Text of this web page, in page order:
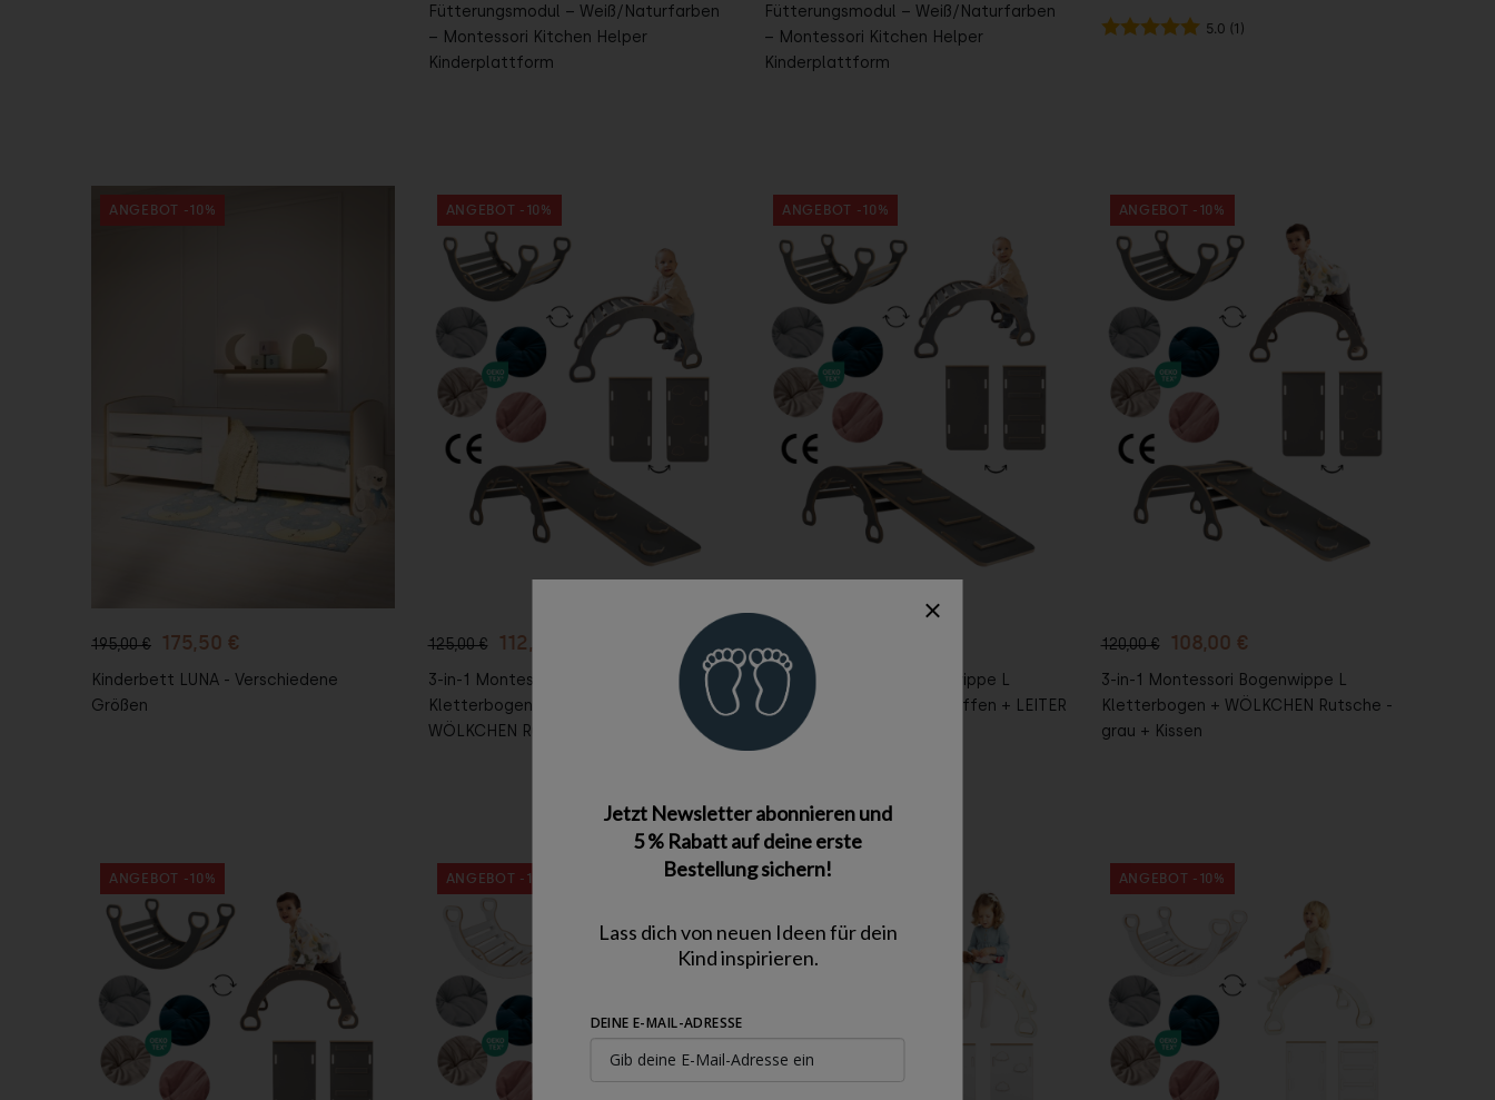
Fütterungsmodul – Weiß/Naturfarben
– Montessori Kitchen Helper
Kinderplattform
Fütterungsmodul – Weiß/Naturfarben
– Montessori Kitchen Helper
Kinderplattform
5.0 (1)
195,00 € 175,50 €
Kinderbett LUNA - Verschiedene
Größen
ANGEBOT -10%
Warenkorb
125,00 € 112,50 €
3-in-1 Montessori Bogenwippe L
Kletterbogen mit Handgriffen +
WÖLKCHEN Rutsche + Kissen - grau
ANGEBOT -10%
Warenkorb
125,00 €
3-in-1 Montessori Bogenwippe L
Kletterbogen mit Handgriffen + LEITER
Rutsche + Kissen - grau
ANGEBOT -10%
120,00 € 108,00 €
3-in-1 Montessori Bogenwippe L
Kletterbogen + WÖLKCHEN Rutsche -
grau + Kissen
ANGEBOT -10%
ANGEBOT -10% ANGEBOT -10% ANGEBOT -10% ANGEBOT -10%
Jetzt Newsletter abonnieren und
5 % Rabatt auf deine erste
Bestellung sichern!
Lass dich von neuen Ideen für dein
Kind inspirieren.
DEINE E-MAIL-ADRESSE